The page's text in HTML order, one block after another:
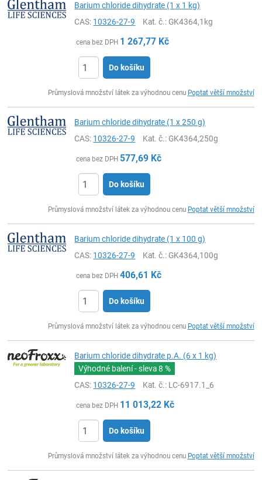
Barium chloride dihydrate (1 x 1 kg)
CAS: 10326-27-9 Kat. č.: GK4364,1kg
cena bez DPH 1 267,77 Kč
Do košíku
Průmyslová množství látek za výhodnou cenu Poptat větší množství
Barium chloride dihydrate (1 x 250 g)
CAS: 10326-27-9 Kat. č.: GK4364,250g
cena bez DPH 577,69 Kč
Do košíku
Průmyslová množství látek za výhodnou cenu Poptat větší množství
Barium chloride dihydrate (1 x 100 g)
CAS: 10326-27-9 Kat. č.: GK4364,100g
cena bez DPH 406,61 Kč
Do košíku
Průmyslová množství látek za výhodnou cenu Poptat větší množství
Barium chloride dihydrate p.A. (6 x 1 kg)
Výhodné balení - sleva8 %
CAS: 10326-27-9 Kat. č.: LC-6917.1_6
cena bez DPH 11 013,22 Kč
Do košíku
Průmyslová množství látek za výhodnou cenu Poptat větší množství